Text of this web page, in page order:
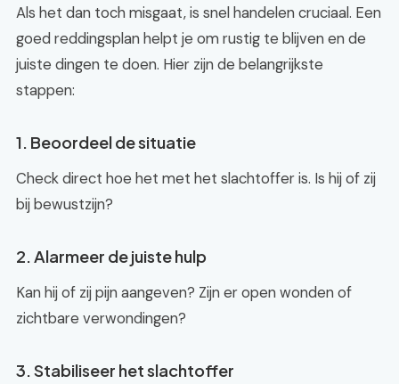
Als het dan toch misgaat, is snel handelen cruciaal. Een
goed reddingsplan helpt je om rustig te blijven en de
juiste dingen te doen. Hier zijn de belangrijkste
stappen:
1. Beoordeel de situatie
Check direct hoe het met het slachtoffer is. Is hij of zij
bij bewustzijn?
2. Alarmeer de juiste hulp
Kan hij of zij pijn aangeven? Zijn er open wonden of
zichtbare verwondingen?
3. Stabiliseer het slachtoffer